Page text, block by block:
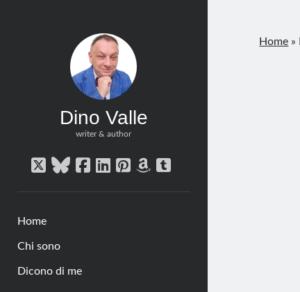
Dino Valle
writer & author
twitterbluesky
facebook
linkedin
pinterest
amazon
tumblr
Home
Chi sono
Dicono di me
Home »